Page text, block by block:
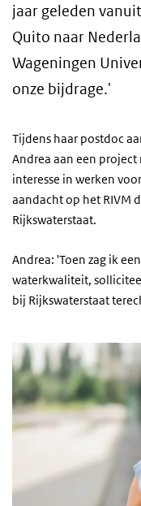
jaar geleden
Quito naar
Wageningen
onze bijdrage.'
Tijdens haar postdoc
Andrea aan een
interesse in werken
aandacht op het RIVM
Rijkswaterstaat.
Andrea: 'Toen zag ik
waterkwaliteit,
bij Rijkswaterstaat